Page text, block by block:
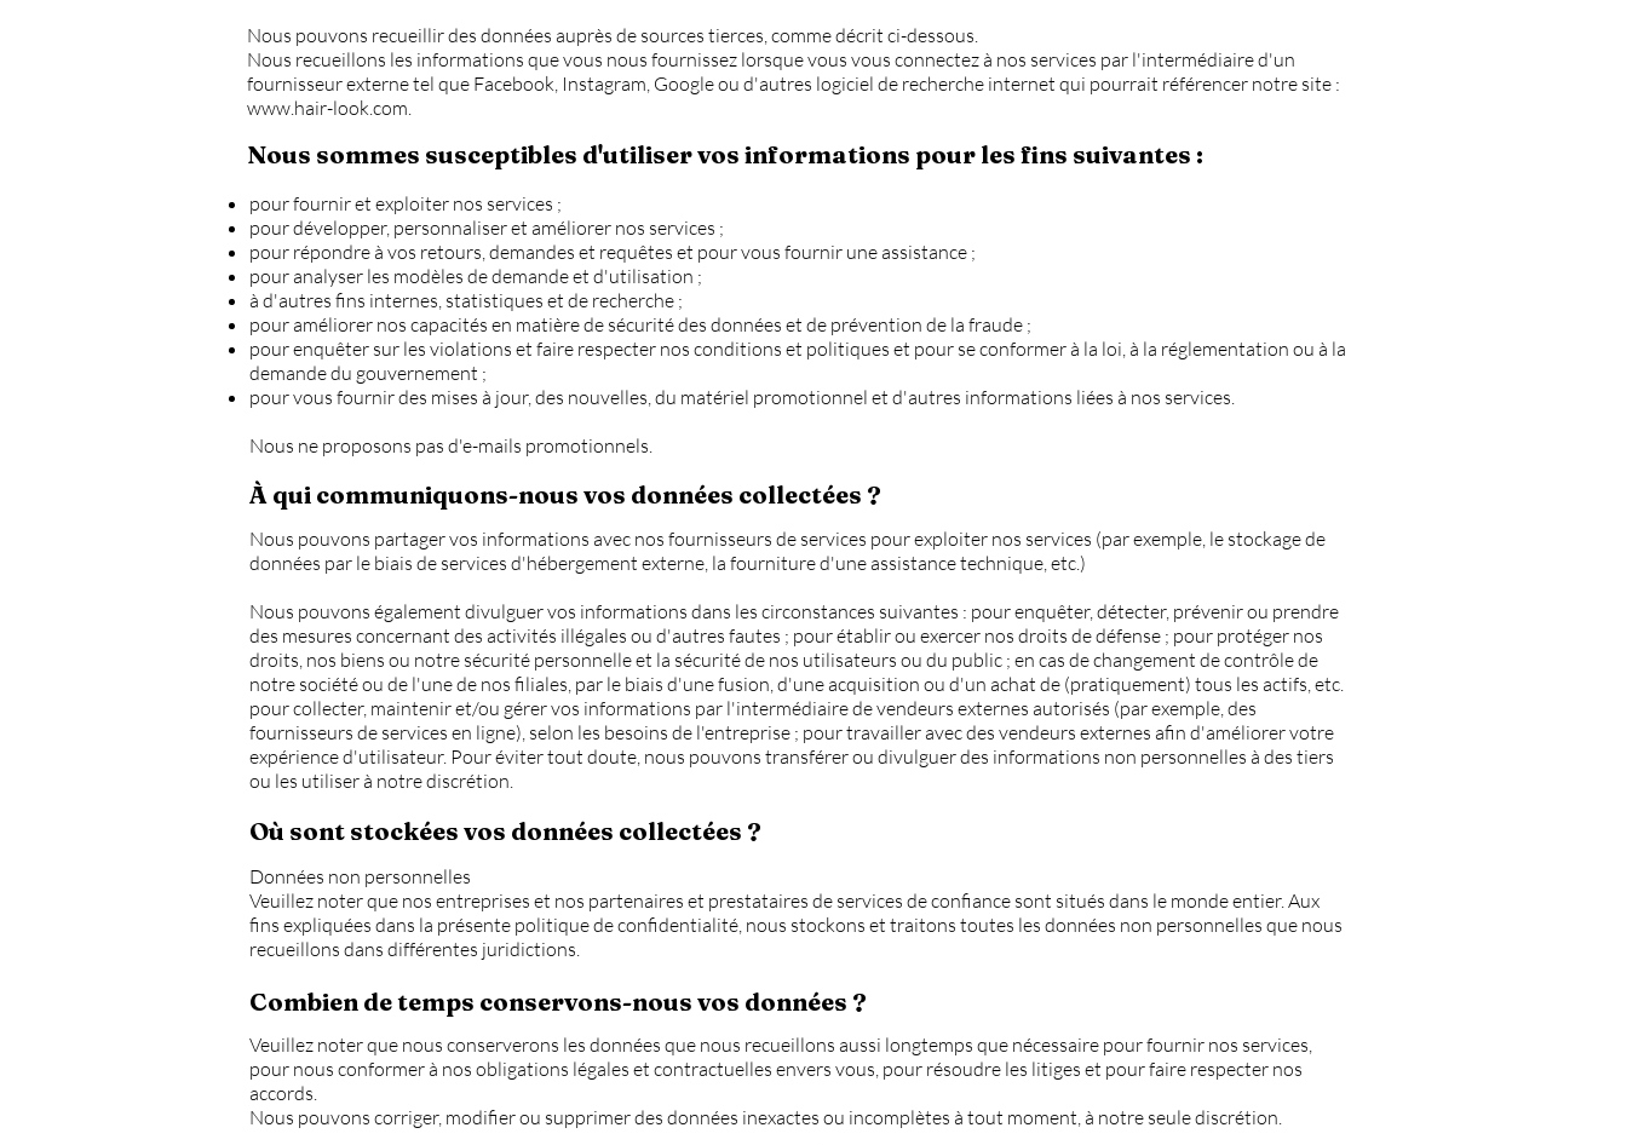
Nous pouvons recueillir des données auprès de sources tierces, comme décrit ci-dessous.
Nous recueillons les informations que vous nous fournissez lorsque vous vous connectez à nos services par l'intermédiaire d'un
fournisseur externe tel que Facebook, Instagram, Google ou d'autres logiciel de recherche internet qui pourrait référencer notre site :
www.hair-look.com.
Nous sommes susceptibles d'utiliser vos informations pour les fins suivantes :
pour fournir et exploiter nos services ;
pour développer, personnaliser et améliorer nos services ;
pour répondre à vos retours, demandes et requêtes et pour vous fournir une assistance ;
pour analyser les modèles de demande et d'utilisation ;
à d'autres fins internes, statistiques et de recherche ;
pour améliorer nos capacités en matière de sécurité des données et de prévention de la fraude ;
pour enquêter sur les violations et faire respecter nos conditions et politiques et pour se conformer à la loi, à la réglementation ou à la
demande du gouvernement ;
pour vous fournir des mises à jour, des nouvelles, du matériel promotionnel et d'autres informations liées à nos services.
Nous ne proposons pas d'e-mails promotionnels.
À qui communiquons-nous vos données collectées ?
Nous pouvons partager vos informations avec nos fournisseurs de services pour exploiter nos services (par exemple, le stockage de
données par le biais de services d'hébergement externe, la fourniture d'une assistance technique, etc.)
Nous pouvons également divulguer vos informations dans les circonstances suivantes : pour enquêter, détecter, prévenir ou prendre
des mesures concernant des activités illégales ou d'autres fautes ; pour établir ou exercer nos droits de défense ; pour protéger nos
droits, nos biens ou notre sécurité personnelle et la sécurité de nos utilisateurs ou du public ; en cas de changement de contrôle de
notre société ou de l'une de nos filiales, par le biais d'une fusion, d'une acquisition ou d'un achat de (pratiquement) tous les actifs, etc.
pour collecter, maintenir et/ou gérer vos informations par l'intermédiaire de vendeurs externes autorisés (par exemple, des
fournisseurs de services en ligne), selon les besoins de l'entreprise ; pour travailler avec des vendeurs externes afin d'améliorer votre
expérience d'utilisateur. Pour éviter tout doute, nous pouvons transférer ou divulguer des informations non personnelles à des tiers
ou les utiliser à notre discrétion.
Où sont stockées vos données collectées ?
Données non personnelles
Veuillez noter que nos entreprises et nos partenaires et prestataires de services de confiance sont situés dans le monde entier. Aux
fins expliquées dans la présente politique de confidentialité, nous stockons et traitons toutes les données non personnelles que nous
recueillons dans différentes juridictions.
Combien de temps conservons-nous vos données ?
Veuillez noter que nous conserverons les données que nous recueillons aussi longtemps que nécessaire pour fournir nos services,
pour nous conformer à nos obligations légales et contractuelles envers vous, pour résoudre les litiges et pour faire respecter nos
accords.
Nous pouvons corriger, modifier ou supprimer des données inexactes ou incomplètes à tout moment, à notre seule discrétion.